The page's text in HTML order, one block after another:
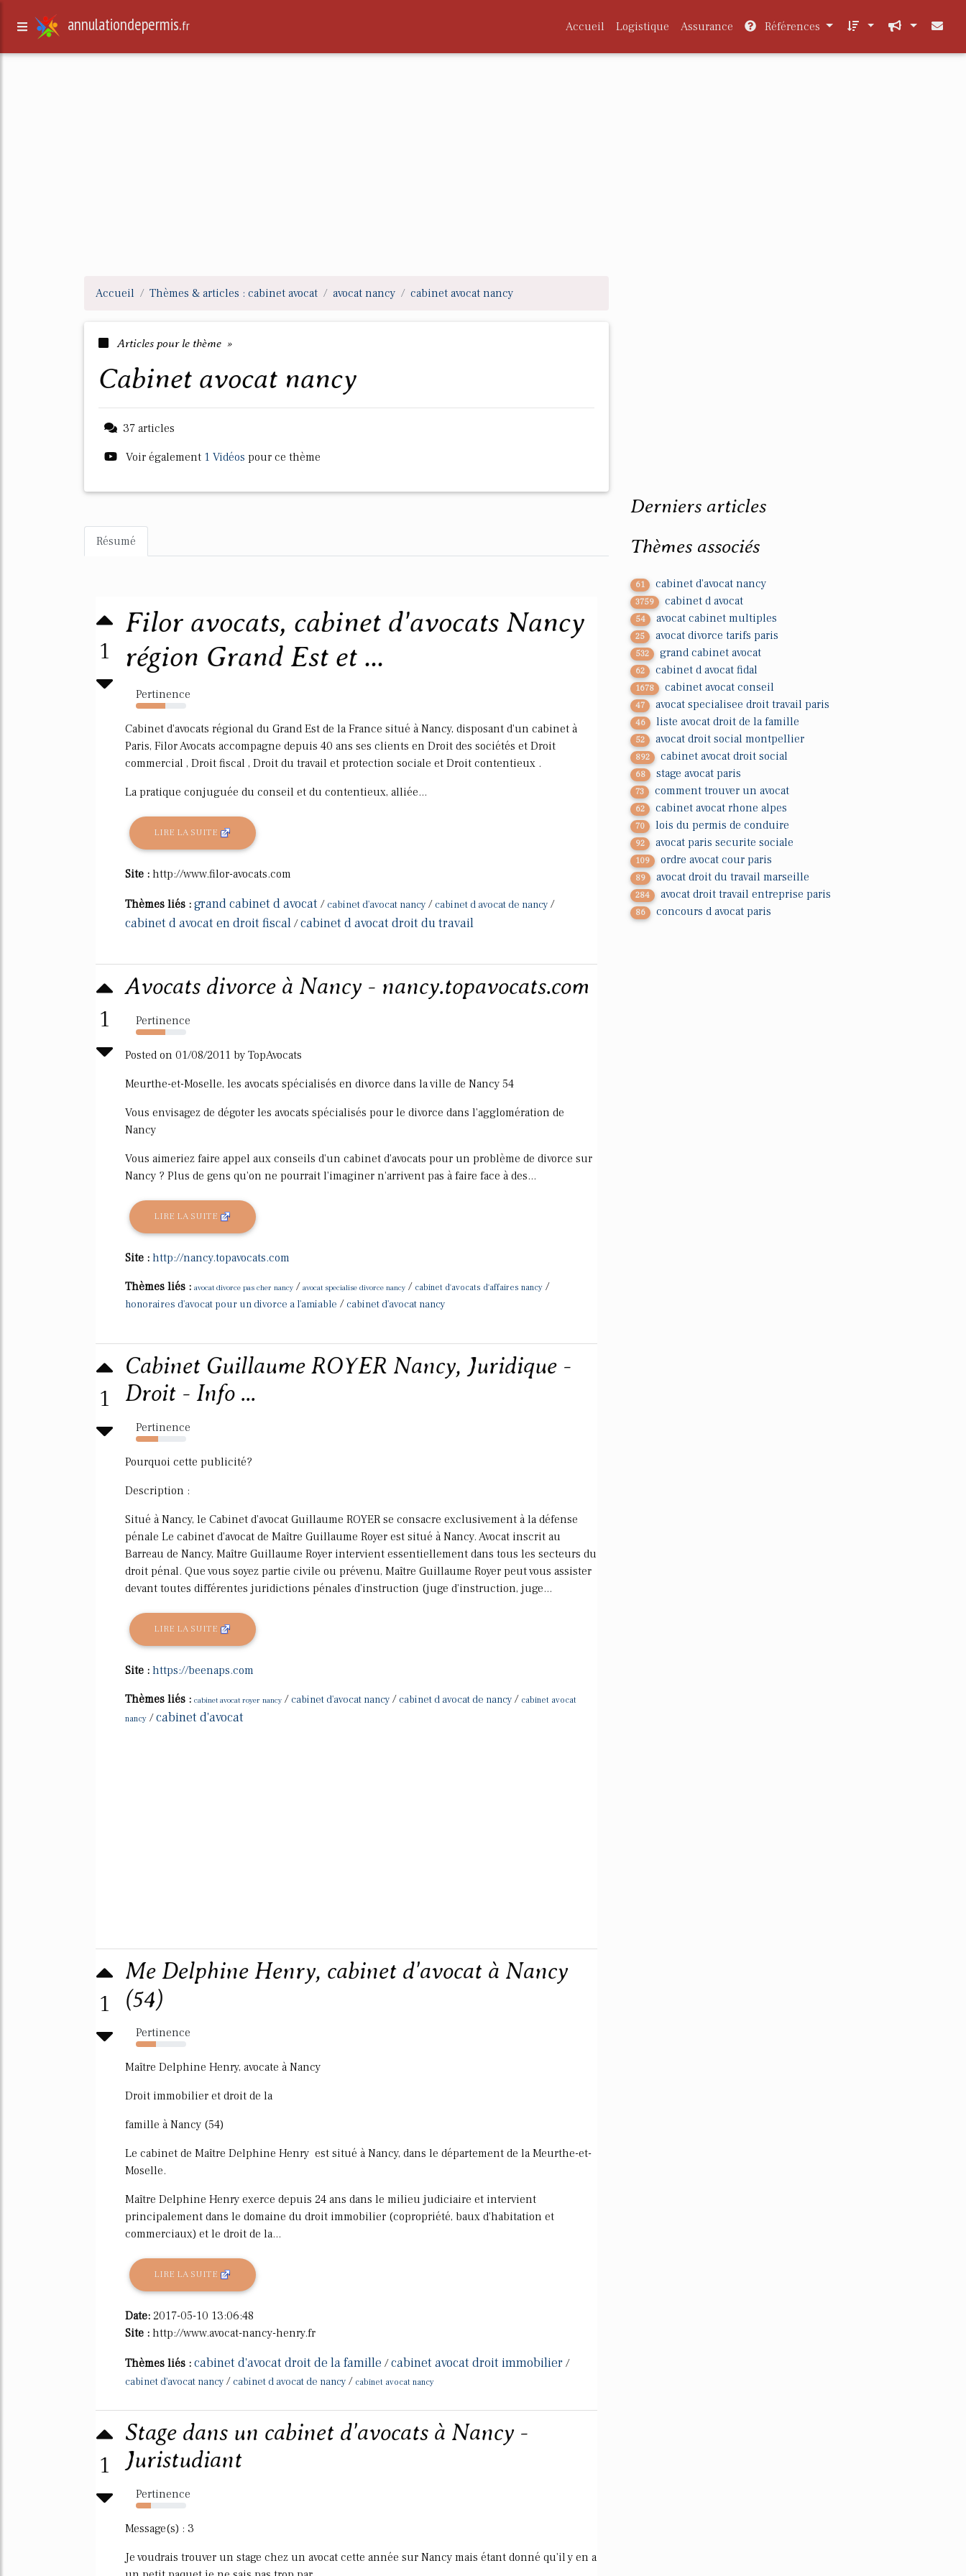
annulationdepermis.fr Accueil Logistique Assurance Références
Accueil Thèmes & articles : cabinet avocat avocat nancy cabinet avocat nancy
Articles pour le thème »
cabinet avocat nancy
37 articles
Voir également 1 Vidéos pour ce thème
Résumé
1
Filor avocats, cabinet d'avocats Nancy
région Grand Est et ...
Pertinence
59%
Cabinet d'avocats régional du Grand Est de la France situé à Nancy, disposant d'un cabinet à
Paris, Filor Avocats accompagne depuis 40 ans ses clients en Droit des sociétés et Droit
commercial , Droit fiscal , Droit du travail et protection sociale et Droit contentieux .
La pratique conjuguée du conseil et du contentieux, alliée...
LIRE LA SUITE
Site : http://www.filor-avocats.com
Thèmes liés : grand cabinet d avocat / cabinet d'avocat nancy / cabinet d avocat de nancy /
cabinet d avocat en droit fiscal /cabinet d avocat droit du travail
1
Avocats divorce à Nancy - nancy.topavocats.com
Pertinence
58%
Posted on 01/08/2011 by TopAvocats
Meurthe-et-Moselle, les avocats spécialisés en divorce dans la ville de Nancy 54
Vous envisagez de dégoter les avocats spécialisés pour le divorce dans l'agglomération de
Nancy
Vous aimeriez faire appel aux conseils d'un cabinet d'avocats pour un problème de divorce sur
Nancy ? Plus de gens qu'on ne pourrait l'imaginer n'arrivent pas à faire face à des...
LIRE LA SUITE
Site : http://nancy.topavocats.com
Thèmes liés : avocat divorce pas cher nancy / avocat specialise divorce nancy / cabinet d'avocats d'affaires nancy /
honoraires d'avocat pour un divorce a l'amiable / cabinet d'avocat nancy
1
Cabinet Guillaume ROYER Nancy, Juridique -
Droit - Info ...
Pertinence
44%
Pourquoi cette publicité?
Description :
Situé à Nancy, le Cabinet d'avocat Guillaume ROYER se consacre exclusivement à la défense
pénale Le cabinet d'avocat de Maître Guillaume Royer est situé à Nancy. Avocat inscrit au
Barreau de Nancy, Maître Guillaume Royer intervient essentiellement dans tous les secteurs du
droit pénal. Que vous soyez partie civile ou prévenu, Maître Guillaume Royer peut vous assister
devant toutes différentes juridictions pénales d'instruction (juge d'instruction, juge...
LIRE LA SUITE
Site : https://beenaps.com
Thèmes liés : cabinet avocat royer nancy / cabinet d'avocat nancy / cabinet d avocat de nancy / cabinet avocat
nancy /cabinet d'avocat
1
Me Delphine Henry, cabinet d'avocat à Nancy
(54)
Pertinence
40%
Maître Delphine Henry, avocate à Nancy
Droit immobilier et droit de la
famille à Nancy (54)
Le cabinet de Maître Delphine Henry est situé à Nancy, dans le département de la Meurthe-et-
Moselle.
Maître Delphine Henry exerce depuis 24 ans dans le milieu judiciaire et intervient
principalement dans le domaine du droit immobilier (copropriété, baux d'habitation et
commerciaux) et le droit de la...
LIRE LA SUITE
Date: 2017-05-10 13:06:48
Site : http://www.avocat-nancy-henry.fr
Thèmes liés : cabinet d'avocat droit de la famille /cabinet avocat droit immobilier /
cabinet d'avocat nancy / cabinet d avocat de nancy / cabinet avocat nancy
1
Stage dans un cabinet d'avocats à Nancy -
Juristudiant
Pertinence
30%
Message(s) : 3
Je voudrais trouver un stage chez un avocat cette année sur Nancy mais étant donné qu'il y en a
Derniers articles
Thèmes associés
61 cabinet d'avocat nancy
3759 cabinet d avocat
54 avocat cabinet multiples
25 avocat divorce tarifs paris
532 grand cabinet avocat
62 cabinet d avocat fidal
1678 cabinet avocat conseil
47 avocat specialisee droit travail paris
46 liste avocat droit de la famille
52 avocat droit social montpellier
892 cabinet avocat droit social
68 stage avocat paris
73 comment trouver un avocat
62 cabinet avocat rhone alpes
70 lois du permis de conduire
92 avocat paris securite sociale
109 ordre avocat cour paris
89 avocat droit du travail marseille
284 avocat droit travail entreprise paris
86 concours d avocat paris